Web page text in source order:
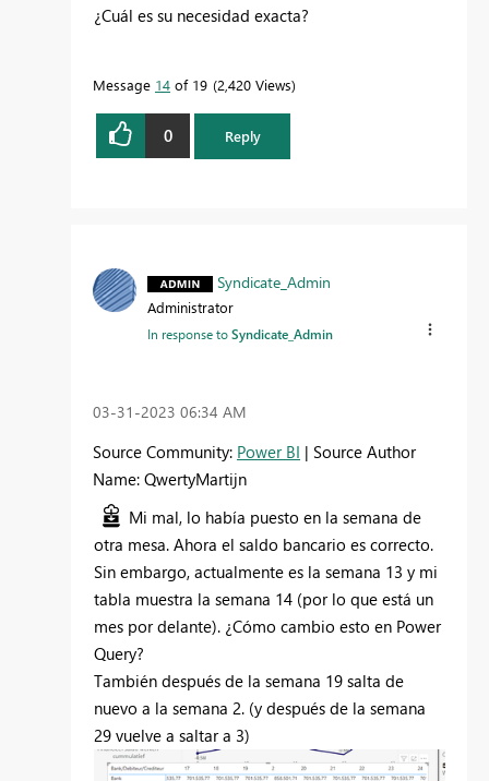
¿Cuál es su necesidad exacta?
Message 14 of 19 2,420 Views
0 Reply
Syndicate_Admin
Administrator
In response toSyndicate_Admin
‎03-31-2023 06:34 AM
Source Community: Power BI | Source Author
Name: QwertyMartijn
Mi mal, lo había puesto en la semana de
otra mesa. Ahora el saldo bancario es correcto.
Sin embargo, actualmente es la semana 13 y mi
tabla muestra la semana 14 (por lo que está un
mes por delante). ¿Cómo cambio esto en Power
Query?
También después de la semana 19 salta de
nuevo a la semana 2. (y después de la semana
29 vuelve a saltar a 3)